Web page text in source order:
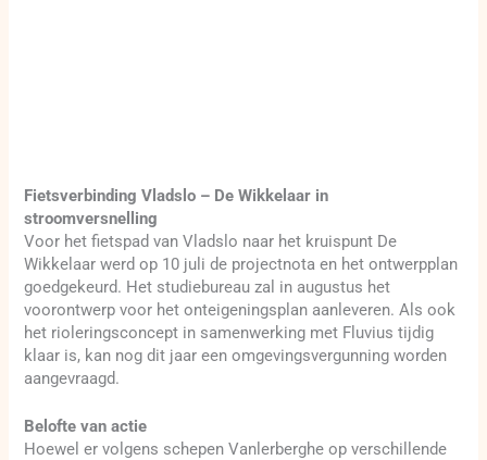
Fietsverbinding Vladslo – De Wikkelaar in
stroomversnelling
Voor het fietspad van Vladslo naar het kruispunt De
Wikkelaar werd op 10 juli de projectnota en het ontwerpplan
goedgekeurd. Het studiebureau zal in augustus het
voorontwerp voor het onteigeningsplan aanleveren. Als ook
het rioleringsconcept in samenwerking met Fluvius tijdig
klaar is, kan nog dit jaar een omgevingsvergunning worden
aangevraagd.
Belofte van actie
Hoewel er volgens schepen Vanlerberghe op verschillende